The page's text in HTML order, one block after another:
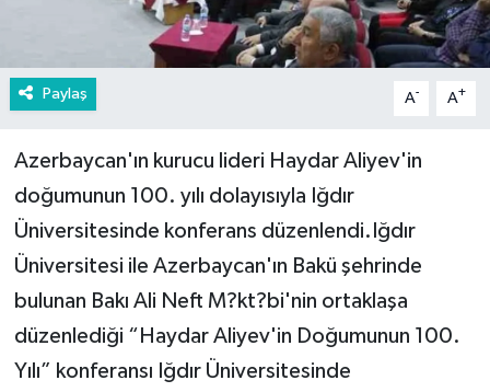
Paylaş A- A+
Azerbaycan'ın kurucu lideri Haydar Aliyev'in
doğumunun 100. yılı dolayısıyla Iğdır
Üniversitesinde konferans düzenlendi.Iğdır
Üniversitesi ile Azerbaycan'ın Bakü şehrinde
bulunan Bakı Ali Neft M?kt?bi'nin ortaklaşa
düzenlediği “Haydar Aliyev'in Doğumunun 100.
Yılı” konferansı Iğdır Üniversitesinde